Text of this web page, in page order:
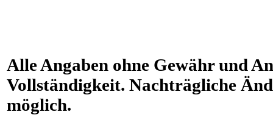
Alle Angaben ohne Gewähr und
Vollständigkeit. Nachträgliche
möglich.